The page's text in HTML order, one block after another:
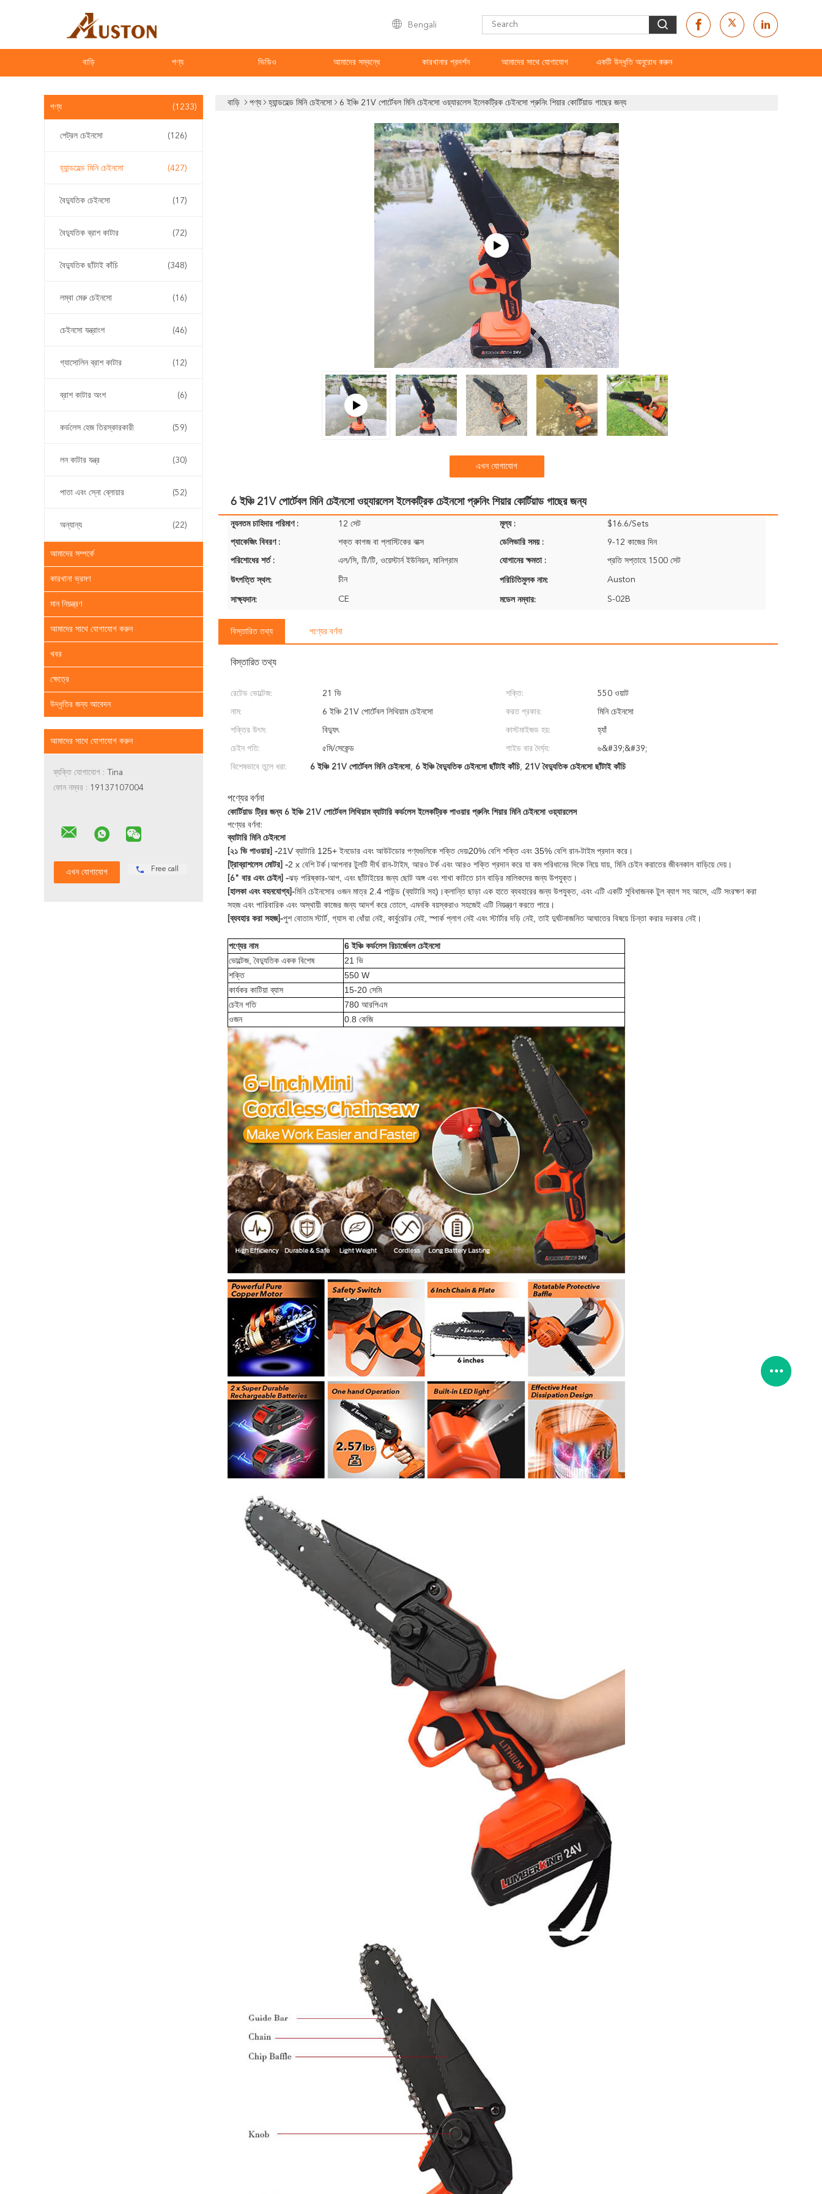
Bengali
বাড়ি পণ্য ভিডিও আমাদের সম্বন্ধে কারখানার প্রদর্শন আমাদের সাথে যোগাযোগ একটি উদ্ধৃতি অনুরোধ করুন
পণ্য (1233)
পেট্রল চেইনসো (126)
হ্যান্ডহেল্ড মিনি চেইনসো (427)
বৈদ্যুতিক চেইনসো (17)
বৈদ্যুতিক ব্রাশ কাটার (72)
বৈদ্যুতিক ছাঁটাই কাঁচি (348)
লম্বা মেরু চেইনসো (16)
চেইনসো যন্ত্রাংশ (46)
গ্যাসোলিন ব্রাশ কাটার (12)
ব্রাশ কাটার অংশ (6)
কর্ডলেস হেজ তিরস্কারকারী (59)
লন কাটার যন্ত্র (30)
পাতা এবং স্নো ব্লোয়ার (52)
অন্যান্য (22)
আমাদের সম্পর্কে
কারখানা ভ্রমণ
মান নিয়ন্ত্রণ
আমাদের সাথে যোগাযোগ করুন
খবর
ক্ষেত্রে
উদ্ধৃতির জন্য আবেদন
আমাদের সাথে যোগাযোগ করুন
ব্যক্তি যোগাযোগ : Tina
ফোন নম্বর : 19137107004
Free call
বাড়ি পণ্য হ্যান্ডহেল্ড মিনি চেইনসো 6 ইঞ্চি 21V পোর্টেবল মিনি চেইনসো ওয়্যারলেস ইলেকট্রিক চেইনসো প্রুনিং শিয়ার কোর্টিয়াড গাছের জন্য
এখন যোগাযোগ
6 ইঞ্চি 21V পোর্টেবল মিনি চেইনসো ওয়্যারলেস ইলেকট্রিক চেইনসো প্রুনিং শিয়ার কোর্টিয়াড গাছের জন্য
ন্যূনতম চাহিদার পরিমাণ : 12 সেট মূল্য : $16.6/Sets
প্যাকেজিং বিবরণ : শক্ত কাগজ বা প্লাস্টিকের বাক্স ডেলিভারি সময় : 9-12 কাজের দিন
পরিশোধের শর্ত : এল/সি, টি/টি, ওয়েস্টার্ন ইউনিয়ন, মানিগ্রাম যোগানের ক্ষমতা : প্রতি সপ্তাহে 1500 সেট
উৎপত্তি স্থল: চীন পরিচিতিমুলক নাম: Auston
সাক্ষ্যদান: CE মডেল নম্বার: S-02B
বিস্তারিত তথ্য পণ্যের বর্ণনা
বিস্তারিত তথ্য
রেটেড ভোল্টেজ: 21 ভি শক্তি: 550 ওয়াট
নাম: 6 ইঞ্চি 21V পোর্টেবল লিথিয়াম চেইনসো করত প্রকার: মিনি চেইনসো
শক্তির উৎস: বিদ্যুৎ কাস্টমাইজড হয়: হ্যাঁ
চেইন গতি: ৫মি/সেকেন্ড গাইড বার দৈর্ঘ্য: ৬&#39;&#39;
বিশেষভাবে তুলে ধরা: 6 ইঞ্চি 21V পোর্টেবল মিনি চেইনসো, 6 ইঞ্চি বৈদ্যুতিক চেইনসো ছাঁটাই কাঁচি, 21V বৈদ্যুতিক চেইনসো ছাঁটাই কাঁচি
পণ্যের বর্ণনা
কোর্টিয়াড ট্রির জন্য 6 ইঞ্চি 21V পোর্টেবল লিথিয়াম ব্যাটারি কর্ডলেস ইলেকট্রিক পাওয়ার প্রুনিং শিয়ার মিনি চেইনসো ওয়্যারলেস
পণ্যের বর্ণনা:
ব্যাটারি মিনি চেইনসো
[২১ ভি পাওয়ার] -21V ব্যাটারি 125+ ইনডোর এবং আউটডোর পণ্যগুলিকে শক্তি দেয়৷20% বেশি শক্তি এবং 35% বেশি রান-টাইম প্রদান করে।
[ট্রাব্রাশলেস মোটর] -2 x বেশি টর্ক।আপনার টুলটি দীর্ঘ রান-টাইম, আরও টর্ক এবং আরও শক্তি প্রদান করে যা কম পরিধানের দিকে নিয়ে যায়, মিনি চেইন করাতের জীবনকাল বাড়িয়ে দেয়।
[6" বার এবং চেইন] -ঝড় পরিষ্কার-আপ, এবং ছাঁটাইয়ের জন্য ছোট অঙ্গ এবং শাখা কাটতে চান বাড়ির মালিকদের জন্য উপযুক্ত।
[হালকা এবং বহনযোগ্য]-মিনি চেইনসোর ওজন মাত্র 2.4 পাউন্ড (ব্যাটারি সহ)।ক্লান্তি ছাড়া এক হাতে ব্যবহারের জন্য উপযুক্ত, এবং এটি একটি সুবিধাজনক টুল ব্যাগ সহ আসে, এটি সংরক্ষণ করা
সহজ এবং পারিবারিক এবং অস্থায়ী কাজের জন্য আদর্শ করে তোলে, এমনকি বয়স্করাও সহজেই এটি নিয়ন্ত্রণ করতে পারে।
[ব্যবহার করা সহজ]-পুশ বোতাম স্টার্ট, গ্যাস বা ধোঁয়া নেই, কার্বুরেটর নেই, স্পার্ক প্লাগ নেই এবং স্টার্টার দড়ি নেই, তাই দুর্ঘটনাজনিত আঘাতের বিষয়ে চিন্তা করার দরকার নেই।
পণ্যের নাম
6 ইঞ্চি কর্ডলেস রিচার্জেবল চেইনসো
ভোল্টেজ, বৈদ্যুতিক একক বিশেষ
21 ভি
শক্তি
550 W
কার্যকর কাটিয়া ব্যাস
15-20 সেমি
চেইন গতি
780 আরপিএম
ওজন
0.8 কেজি